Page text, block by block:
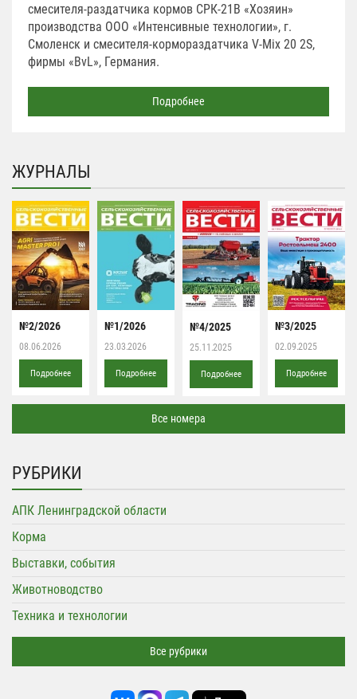
смесителя-раздатчика кормов СРК-21В «Хозяин»
производства ООО «Интенсивные технологии», г.
Смоленск и смесителя-кормораздатчика V-Mix 20 2S,
фирмы «BvL», Германия.
Подробнее
ЖУРНАЛЫ
№2/2026
08.06.2026
Подробнее
№1/2026
23.03.2026
Подробнее
№4/2025
25.11.2025
Подробнее
№3/2025
02.09.2025
Подробнее
Все номера
РУБРИКИ
АПК Ленинградской области
Корма
Выставки, события
Животноводство
Техника и технологии
Все рубрики